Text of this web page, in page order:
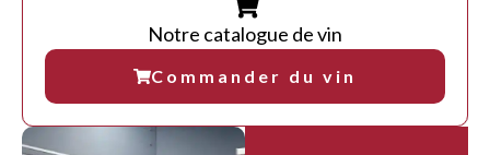
Notre catalogue de vin
Commander du vin